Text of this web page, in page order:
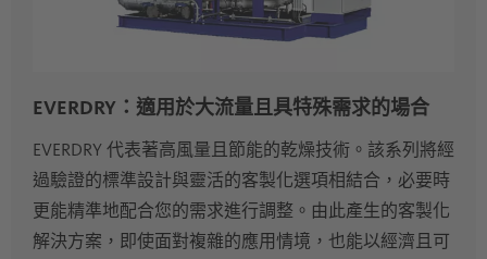
EVERDRY：適用於大流量且具特殊需求的場合
EVERDRY 代表著高風量且節能的乾燥技術。該系列將經
過驗證的標準設計與靈活的客製化選項相結合，必要時
更能精準地配合您的需求進行調整。由此產生的客製化
解決方案，即使面對複雜的應用情境，也能以經濟且可